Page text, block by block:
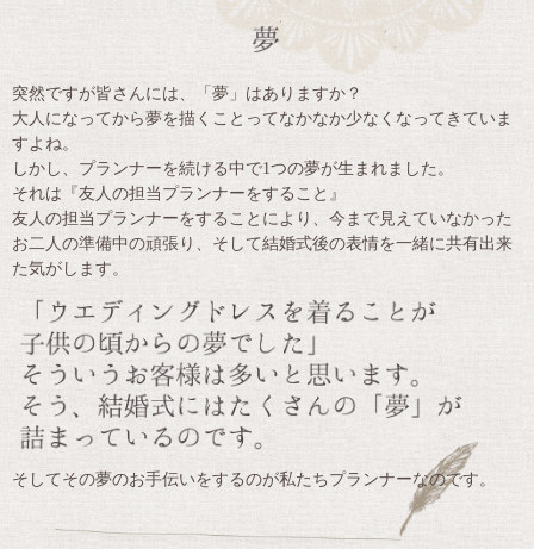
突然ですが皆さんには、「夢」はありますか？
大人になってから夢を描くことってなかなか少なくなってきていま
すよね。
しかし、プランナーを続ける中で1つの夢が生まれました。
それは『友人の担当プランナーをすること』
友人の担当プランナーをすることにより、今まで見えていなかった
お二人の準備中の頑張り、そして結婚式後の表情を一緒に共有出来
た気がします。
そしてその夢のお手伝いをするのが私たちプランナーなのです。